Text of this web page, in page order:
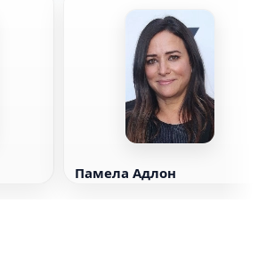
Памела Адлон